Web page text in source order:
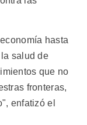
hasta
salud de
que no
fronteras,
enfatizó el